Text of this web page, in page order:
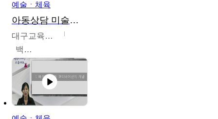
예술ㆍ체육
아동상담 미술치료
대구교육대학교
백중열